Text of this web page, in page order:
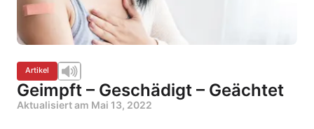
Artikel
Geimpft – Geschädigt – Geächtet
Aktualisiert am Mai 13, 2022